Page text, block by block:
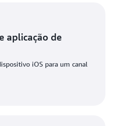
aplicação de
iOS para um canal